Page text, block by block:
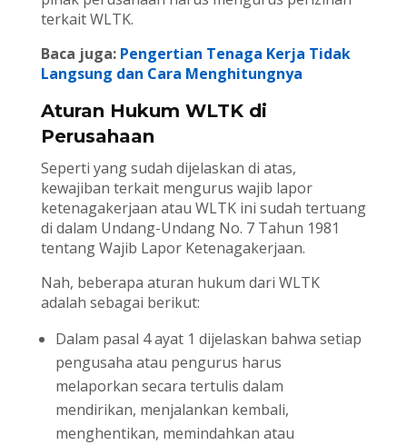
terkait WLTK.
Baca juga: Pengertian Tenaga Kerja Tidak
Langsung dan Cara Menghitungnya
Aturan Hukum WLTK di
Perusahaan
Seperti yang sudah dijelaskan di atas,
kewajiban terkait mengurus wajib lapor
ketenagakerjaan atau WLTK ini sudah tertuang
di dalam Undang-Undang No. 7 Tahun 1981
tentang Wajib Lapor Ketenagakerjaan.
Nah, beberapa aturan hukum dari WLTK
adalah sebagai berikut:
Dalam pasal 4 ayat 1 dijelaskan bahwa setiap
pengusaha atau pengurus harus
melaporkan secara tertulis dalam
mendirikan, menjalankan kembali,
menghentikan, memindahkan atau